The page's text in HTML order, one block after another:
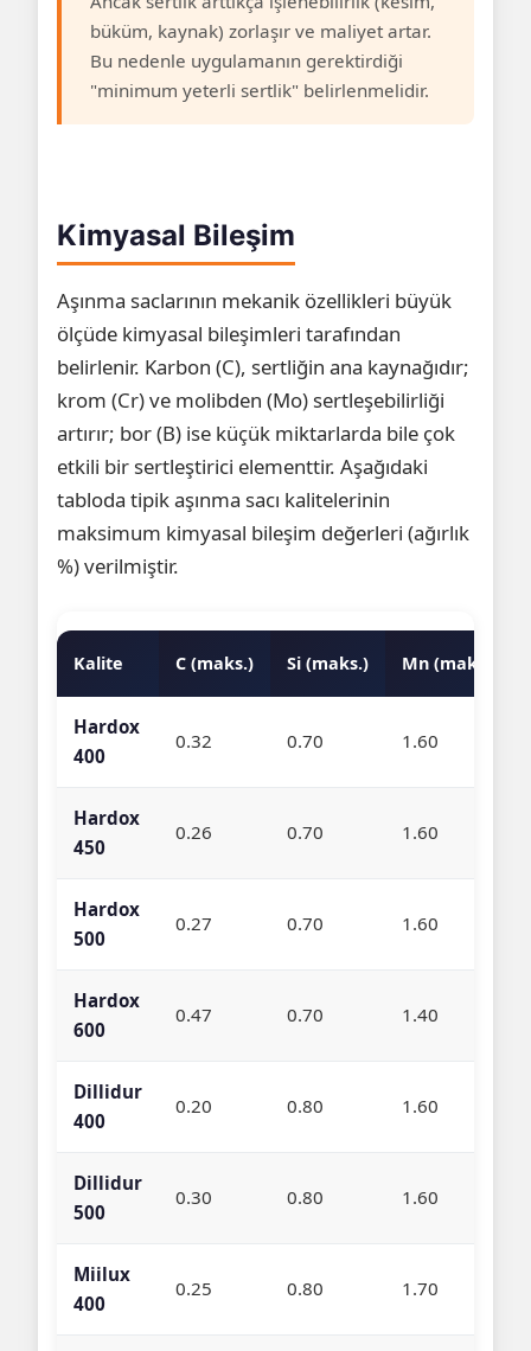
büküm, kaynak) zorlaşır ve maliyet artar.
Bu nedenle uygulamanın gerektirdiği
"minimum yeterli sertlik" belirlenmelidir.
Kimyasal Bileşim
Aşınma saclarının mekanik özellikleri büyük
ölçüde kimyasal bileşimleri tarafından
belirlenir. Karbon (C), sertliğin ana kaynağıdır;
krom (Cr) ve molibden (Mo) sertleşebilirliği
artırır; bor (B) ise küçük miktarlarda bile çok
etkili bir sertleştirici elementtir. Aşağıdaki
tabloda tipik aşınma sacı kalitelerinin
maksimum kimyasal bileşim değerleri (ağırlık
%) verilmiştir.
Kalite C (maks.) Si (maks.) Mn (maks.)
Hardox
400
0.32 0.70 1.60
Hardox
450
0.26 0.70 1.60
Hardox
500
0.27 0.70 1.60
Hardox
600
0.47 0.70 1.40
Dillidur
400
0.20 0.80 1.60
Dillidur
500
0.30 0.80 1.60
Miilux
400
0.25 0.80 1.70